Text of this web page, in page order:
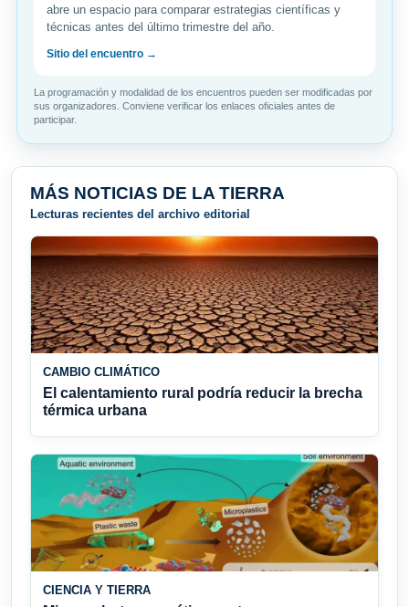
abre un espacio para comparar estrategias científicas y
técnicas antes del último trimestre del año.
Sitio del encuentro →
La programación y modalidad de los encuentros pueden ser modificadas por
sus organizadores. Conviene verificar los enlaces oficiales antes de
participar.
MÁS NOTICIAS DE LA TIERRA
Lecturas recientes del archivo editorial
CAMBIO CLIMÁTICO
El calentamiento rural podría reducir la brecha
térmica urbana
CIENCIA Y TIERRA